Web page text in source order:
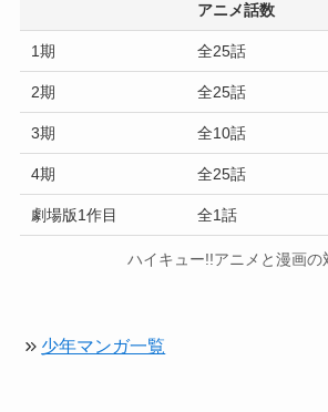
アニメ話数
1期 全25話
2期 全25話
3期 全10話
4期 全25話
劇場版1作目 全1話
ハイキュー!!アニメと漫画の
少年マンガ一覧